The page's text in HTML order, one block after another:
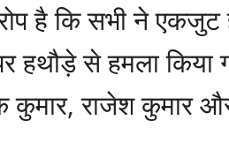
है कि सभी ने एकजुट
हथौड़े से हमला
राजेश कुमार